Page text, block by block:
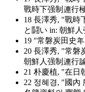
戰時下强制連行
18 長澤秀, "戰時
と鬪い in: 朝鮮
19 "常磐炭田史
20 長澤秀, "常磐
朝鮮人强制連行
21 朴慶植, "在日
22 정혜경, "國內